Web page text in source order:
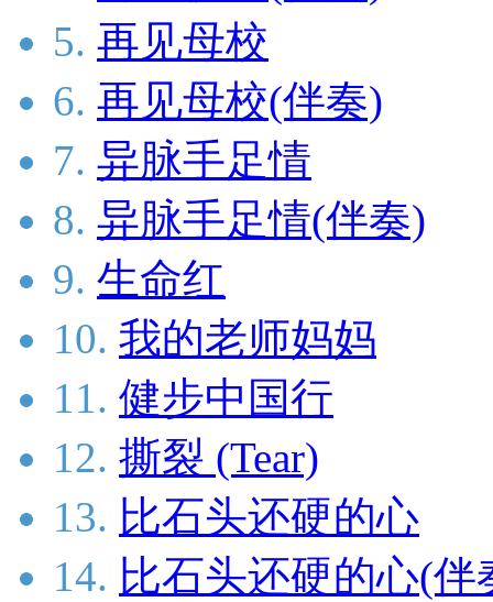
5. 再见母校
6. 再见母校(伴奏)
7. 异脉手足情
8. 异脉手足情(伴奏)
9. 生命红
10. 我的老师妈妈
11. 健步中国行
12. 撕裂 (Tear)
13. 比石头还硬的心
14. 比石头还硬的心(伴